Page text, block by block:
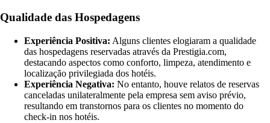
Qualidade das Hospedagens
Experiência Positiva: Alguns clientes elogiaram a qualidade
das hospedagens reservadas através da Prestigia.com,
destacando aspectos como conforto, limpeza, atendimento e
localização privilegiada dos hotéis.
Experiência Negativa: No entanto, houve relatos de reservas
canceladas unilateralmente pela empresa sem aviso prévio,
resultando em transtornos para os clientes no momento do
check-in nos hotéis.